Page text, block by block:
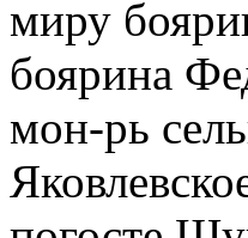
миру
боярина
мон-рь